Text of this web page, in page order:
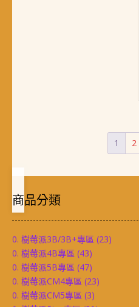
1 2
商品分類
0. 樹莓派3B/3B+專區 (23)
0. 樹莓派4B專區 (43)
0. 樹莓派5B專區 (47)
0. 樹莓派CM4專區 (23)
0. 樹莓派CM5專區 (3)